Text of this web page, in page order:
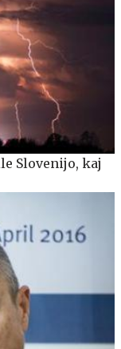
Slovenijo, kaj